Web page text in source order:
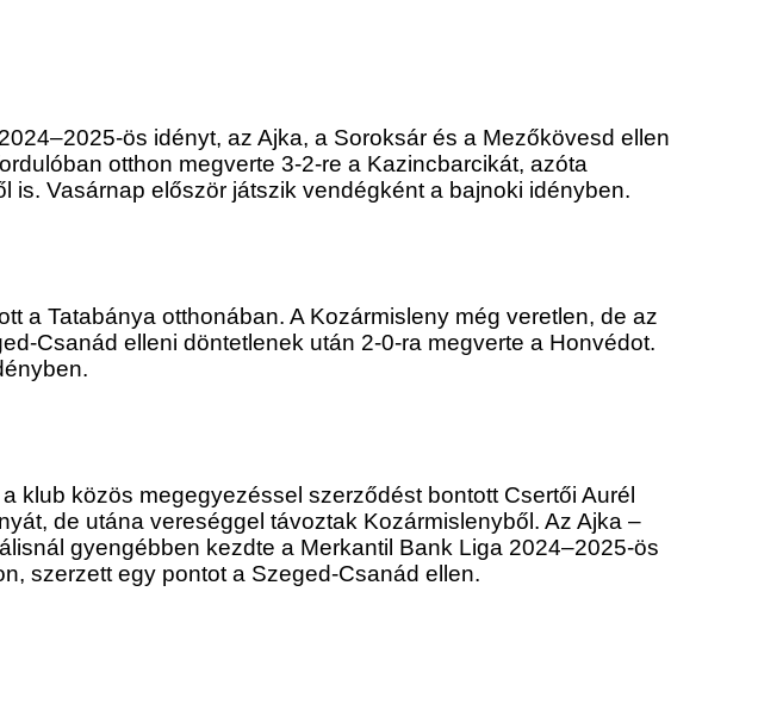
ös idényt, az Ajka, a Soroksár és a Mezőkövesd ellen
otthon megverte 3-2-re a Kazincbarcikát, azóta
Vasárnap először játszik vendégként a bajnoki idényben.
a Tatabánya otthonában. A Kozármisleny még veretlen, de az
Csanád elleni döntetlenek után 2-0-ra megverte a Honvédot.
klub közös megegyezéssel szerződést bontott Csertői Aurél
de utána vereséggel távoztak Kozármislenyből. Az Ajka –
gyengébben kezdte a Merkantil Bank Liga 2024–2025-ös
szerzett egy pontot a Szeged-Csanád ellen.